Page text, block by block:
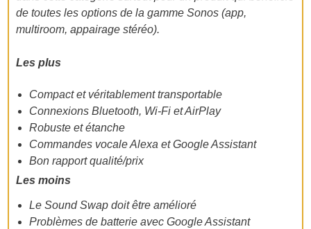
de toutes les options de la gamme Sonos (app,
multiroom, appairage stéréo).
Les plus
Compact et véritablement transportable
Connexions Bluetooth, Wi-Fi et AirPlay
Robuste et étanche
Commandes vocale Alexa et Google Assistant
Bon rapport qualité/prix
Les moins
Le Sound Swap doit être amélioré
Problèmes de batterie avec Google Assistant